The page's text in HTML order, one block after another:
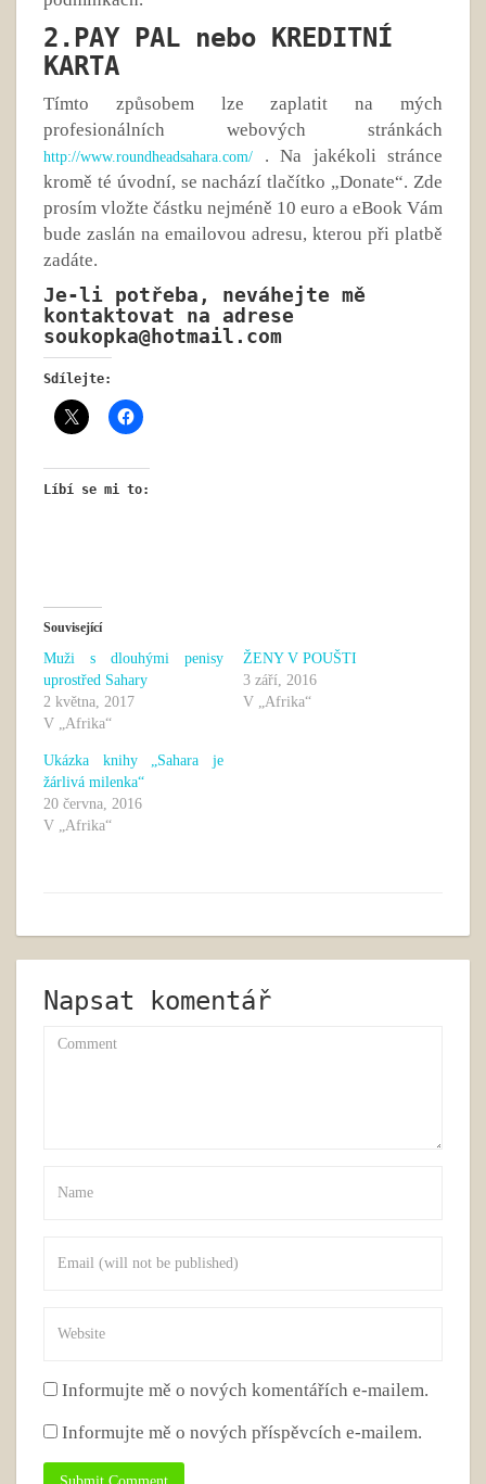
2.PAY PAL nebo KREDITNÍ
KARTA
Tímto způsobem lze zaplatit na mých
profesionálních webových stránkách
http://www.roundheadsahara.com/
. Na jakékoli stránce
kromě té úvodní, se nachází tlačítko „Donate“. Zde
prosím vložte částku nejméně 10 euro a eBook Vám
bude zaslán na emailovou adresu, kterou při platbě
zadáte.
Je-li potřeba, neváhejte mě
kontaktovat na adrese
soukopka@hotmail.com
Sdílejte:
Líbí se mi to:
Související
Muži s dlouhými penisy
uprostřed Sahary
2 května, 2017
V „Afrika“
ŽENY V POUŠTI
3 září, 2016
V „Afrika“
Ukázka knihy „Sahara je
žárlivá milenka“
20 června, 2016
V „Afrika“
Napsat komentář
Informujte mě o nových komentářích e-mailem.
Informujte mě o nových příspěvcích e-mailem.